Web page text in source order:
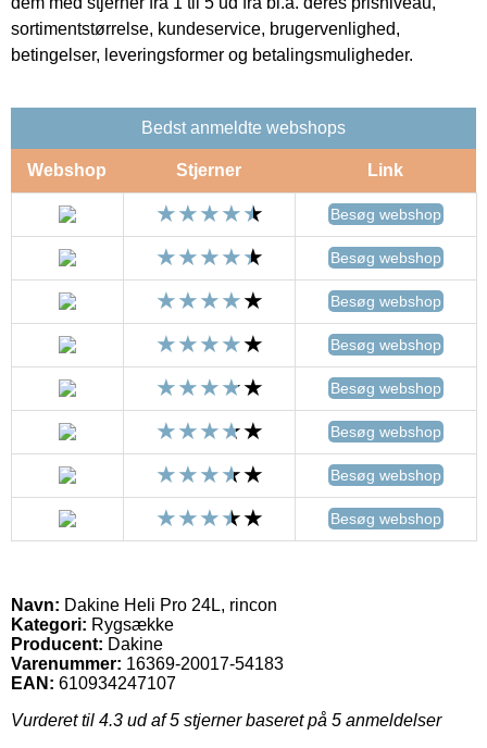
sortimentstørrelse, kundeservice, brugervenlighed,
betingelser, leveringsformer og betalingsmuligheder.
Bedst anmeldte webshops
Webshop Stjerner Link
Besøg webshop
Besøg webshop
Besøg webshop
Besøg webshop
Besøg webshop
Besøg webshop
Besøg webshop
Besøg webshop
Navn: Dakine Heli Pro 24L, rincon
Kategori: Rygsække
Producent: Dakine
Varenummer: 16369-20017-54183
EAN: 610934247107
Vurderet til 4.3 ud af 5 stjerner baseret på 5 anmeldelser